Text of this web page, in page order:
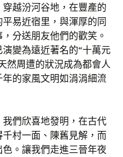
越汾河谷地，在豐產的
易近宿里，與渾厚的同
分送朋友他們的歡笑。
變為遠近著名的“十萬元
然周遭的狀況成為都會人
的家風文明如涓涓細流
們欣喜地發明，在古代
村一面、陳舊見解，而
。讓我們走進三晉年夜